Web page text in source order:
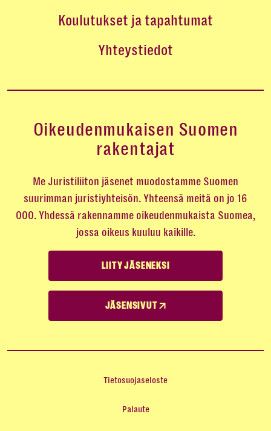
Koulutukset ja tapahtumat
Yhteystiedot
Oikeudenmukaisen Suomen
rakentajat
Me Juristiliiton jäsenet muodostamme Suomen
suurimman juristiyhteisön. Yhteensä meitä on jo 16
000. Yhdessä rakennamme oikeudenmukaista Suomea,
jossa oikeus kuuluu kaikille.
LIITY JÄSENEKSI
JÄSENSIVUT
Tietosuojaseloste
Palaute